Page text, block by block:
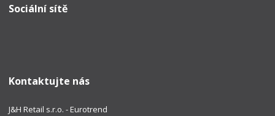
Sociální sítě
Kontaktujte nás
J&H Retail s.r.o. - Eurotrend